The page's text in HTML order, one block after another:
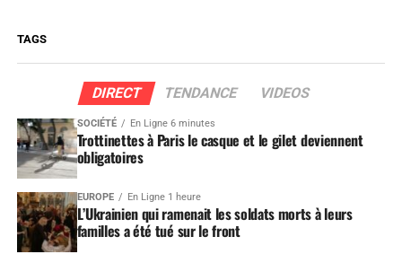
TAGS
DIRECT TENDANCE VIDEOS
SOCIÉTÉ En Ligne 6 minutes
Trottinettes à Paris le casque et le gilet deviennent
obligatoires
EUROPE En Ligne 1 heure
L’Ukrainien qui ramenait les soldats morts à leurs
familles a été tué sur le front